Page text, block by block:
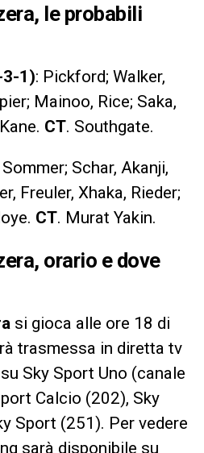
le probabili
3-1): Pickford; Walker,
Mainoo, Rice; Saka,
CT. Southgate.
Sommer; Schar, Akanji,
Freuler, Xhaka, Rieder;
CT. Murat Yakin.
orario e dove
si gioca alle ore 18 di
trasmessa in diretta tv
Sky Sport Uno (canale
Calcio (202), Sky
Sport (251). Per vedere
sarà disponibile su